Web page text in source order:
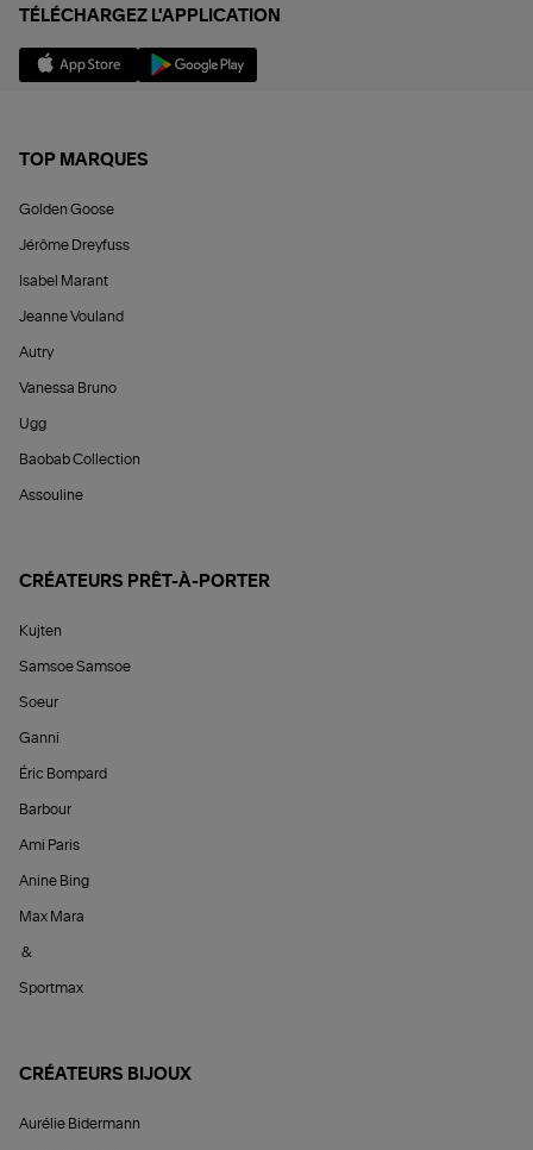
TÉLÉCHARGEZ L'APPLICATION
TOP MARQUES
Golden Goose
Jérôme Dreyfuss
Isabel Marant
Jeanne Vouland
Autry
Vanessa Bruno
Ugg
Baobab Collection
Assouline
CRÉATEURS PRÊT-À-PORTER
Kujten
Samsoe Samsoe
Soeur
Ganni
Éric Bompard
Barbour
Ami Paris
Anine Bing
Max Mara
&
Sportmax
CRÉATEURS BIJOUX
Aurélie Bidermann